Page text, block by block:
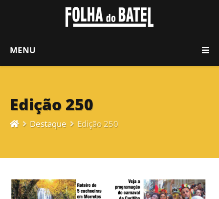
MENU
Edição 250
Destaque Edição 250